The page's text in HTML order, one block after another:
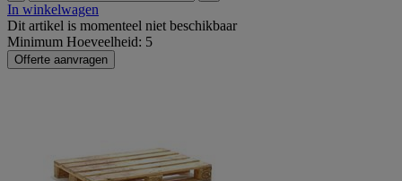
In winkelwagen
Dit artikel is momenteel niet beschikbaar
Minimum Hoeveelheid: 5
Offerte aanvragen